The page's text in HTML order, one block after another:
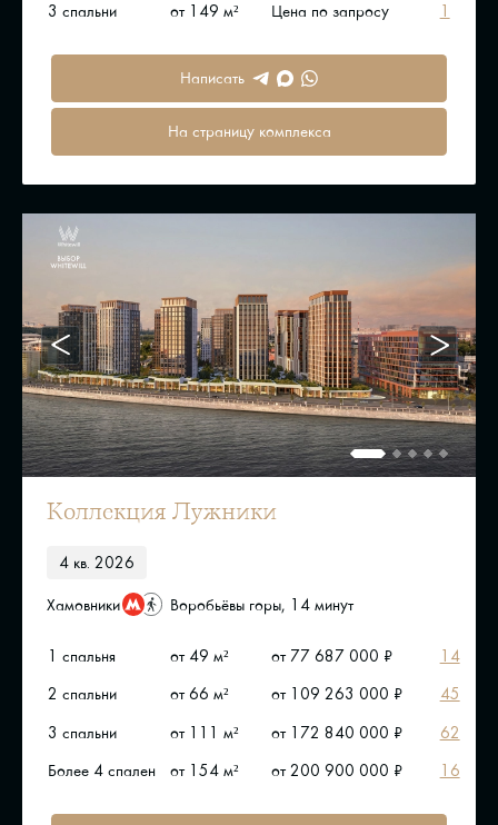
3 спальни
от 149 м² Цена по запросу 1
Написать
На страницу комплекса
Коллекция Лужники
4 кв. 2026
Хамовники
Воробьёвы горы, 14 минут
1 спальня от 49 м² от 77 687 000 ₽
14
2 спальни
от 66 м² от 109 263 000 ₽
45
3 спальни
от 111 м² от 172 840 000 ₽
62
Более 4 спален
от 154 м² от 200 900 000 ₽ 16